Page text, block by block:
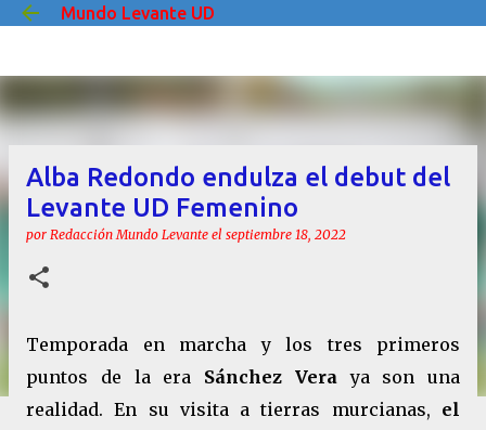
Ir al contenido principal
Mundo Levante UD
Alba Redondo endulza el debut del
Levante UD Femenino
por Redacción Mundo Levante el septiembre 18, 2022
Temporada en marcha y los tres primeros
puntos de la era Sánchez Veraya son una
realidad. En su visita a tierras murcianas, el